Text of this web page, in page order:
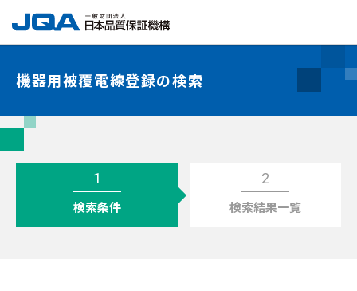
機器用被覆電線登録の検索
1
検索条件
2
検索結果一覧